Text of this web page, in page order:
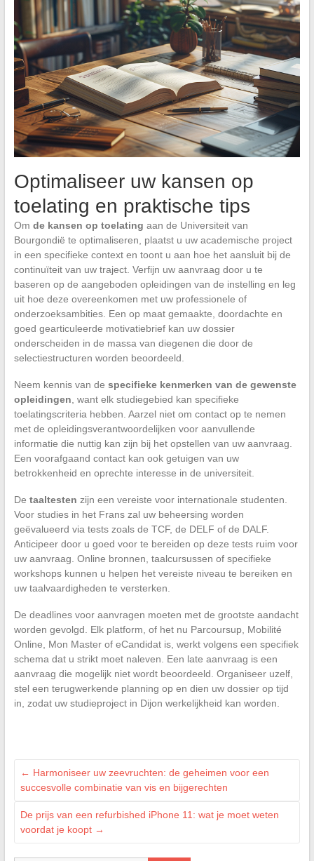
Optimaliseer uw kansen op
toelating en praktische tips
Om de kansen op toelating aan de Universiteit van
Bourgondië te optimaliseren, plaatst u uw academische project
in een specifieke context en toont u aan hoe het aansluit bij de
continuïteit van uw traject. Verfijn uw aanvraag door u te
baseren op de aangeboden opleidingen van de instelling en leg
uit hoe deze overeenkomen met uw professionele of
onderzoeksambities. Een op maat gemaakte, doordachte en
goed gearticuleerde motivatiebrief kan uw dossier
onderscheiden in de massa van diegenen die door de
selectiestructuren worden beoordeeld.
Neem kennis van de specifieke kenmerken van de gewenste
opleidingen , want elk studiegebied kan specifieke
toelatingscriteria hebben. Aarzel niet om contact op te nemen
met de opleidingsverantwoordelijken voor aanvullende
informatie die nuttig kan zijn bij het opstellen van uw aanvraag.
Een voorafgaand contact kan ook getuigen van uw
betrokkenheid en oprechte interesse in de universiteit.
De taaltesten zijn een vereiste voor internationale studenten.
Voor studies in het Frans zal uw beheersing worden
geëvalueerd via tests zoals de TCF, de DELF of de DALF.
Anticipeer door u goed voor te bereiden op deze tests ruim voor
uw aanvraag. Online bronnen, taalcursussen of specifieke
workshops kunnen u helpen het vereiste niveau te bereiken en
uw taalvaardigheden te versterken.
De deadlines voor aanvragen moeten met de grootste aandacht
worden gevolgd. Elk platform, of het nu Parcoursup, Mobilité
Online, Mon Master of eCandidat is, werkt volgens een specifiek
schema dat u strikt moet naleven. Een late aanvraag is een
aanvraag die mogelijk niet wordt beoordeeld. Organiseer uzelf,
stel een terugwerkende planning op en dien uw dossier op tijd
in, zodat uw studieproject in Dijon werkelijkheid kan worden.
← Harmoniseer uw zeevruchten: de geheimen voor een
succesvolle combinatie van vis en bijgerechten
De prijs van een refurbished iPhone 11: wat je moet weten
voordat je koopt →